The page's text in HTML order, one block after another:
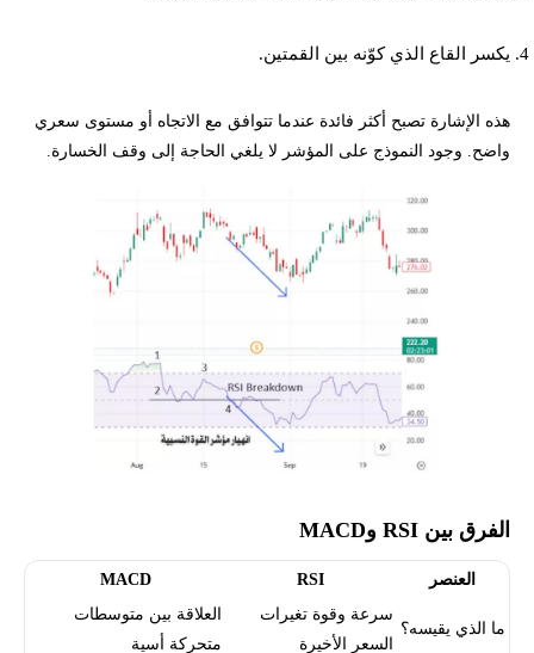
يكسر القاع الذي كوّنه بين القمتين.
هذه الإشارة تصبح أكثر فائدة عندما تتوافق مع الاتجاه أو مستوى سعري
واضح. وجود النموذج على المؤشر لا يلغي الحاجة إلى وقف الخسارة.
الفرق بين RSI وMACD
العنصر RSI
MACD
ما الذي يقيسه؟
سرعة وقوة تغيرات
السعر الأخيرة
العلاقة بين متوسطات
متحركة أسية